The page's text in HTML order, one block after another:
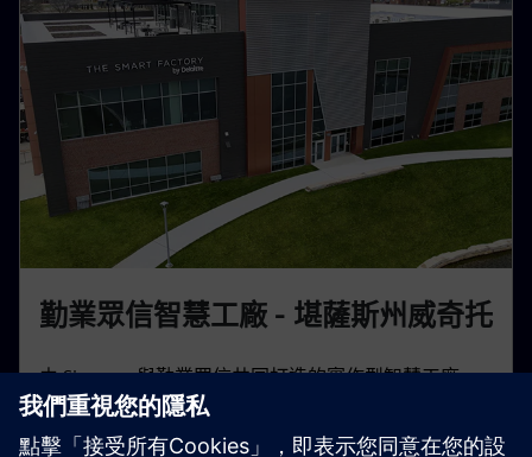
勤業眾信智慧工廠 - 堪薩斯州威奇托
由 Siemens 與勤業眾信共同打造的實作型智慧工廠。
了解數位孿生與自動化如何優化實際生產工作流程。